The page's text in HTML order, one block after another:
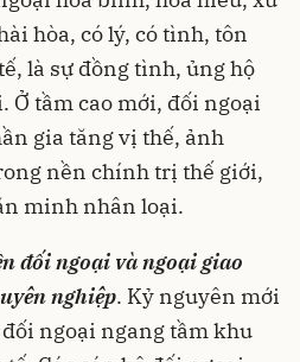
hòa, có lý, có tình, tôn
là sự đồng tình, ủng hộ
Ở tầm cao mới, đối ngoại
gia tăng vị thế, ảnh
nền chính trị thế giới,
minh nhân loại.
đối ngoại và ngoại giao
nghiệp. Kỷ nguyên mới
ngoại ngang tầm khu